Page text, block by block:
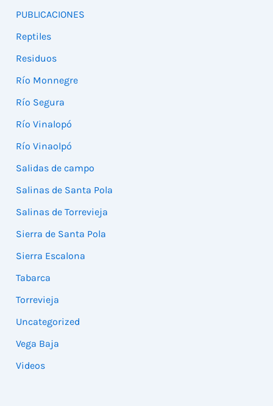
PUBLICACIONES
Reptiles
Residuos
Río Monnegre
Río Segura
Río Vinalopó
Río Vinaolpó
Salidas de campo
Salinas de Santa Pola
Salinas de Torrevieja
Sierra de Santa Pola
Sierra Escalona
Tabarca
Torrevieja
Uncategorized
Vega Baja
Videos